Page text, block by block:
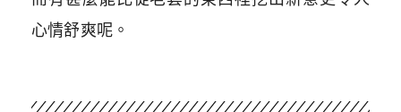
心情舒爽呢。